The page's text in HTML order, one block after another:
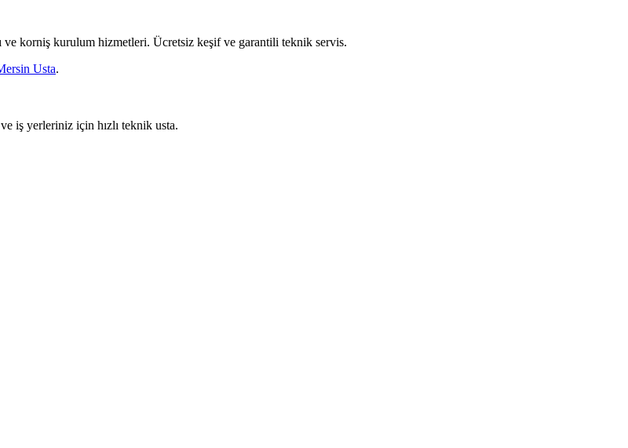
korniş kurulum hizmetleri. Ücretsiz keşif ve garantili teknik servis.
Usta.
iş yerleriniz için hızlı teknik usta.